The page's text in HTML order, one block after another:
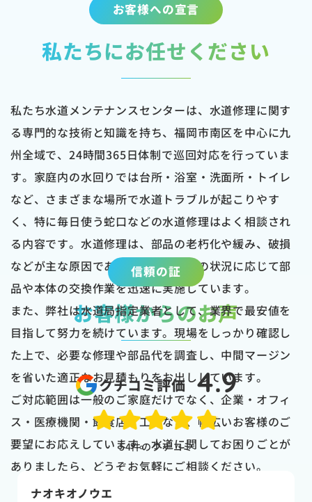
お客様への宣言
私たちにお任せください
私たち水道メンテナンスセンターは、水道修理に関す
る専門的な技術と知識を持ち、福岡市南区を中心に九
州全域で、24時間365日体制で巡回対応を行っていま
す。家庭内の水回りでは台所・浴室・洗面所・トイレ
など、さまざまな場所で水道トラブルが起こりやす
く、特に毎日使う蛇口などの水道修理はよく相談され
る内容です。水道修理は、部品の老朽化や緩み、破損
などが主な原因であり、私たちはその状況に応じて部
品や本体の交換作業を迅速に実施しています。
また、弊社は水道局指定業者として、業界で最安値を
目指して努力を続けています。現場をしっかり確認し
た上で、必要な修理や部品代を調査し、中間マージン
を省いた適正なお見積もりをお出ししています。
ご対応範囲は一般のご家庭だけでなく、企業・オフィ
ス・医療機関・飲食店・工場など、幅広いお客様のご
要望にお応えしています。水道に関してお困りごとが
ありましたら、どうぞお気軽にご相談ください。
信頼の証
お客様からのお声
クチコミ評価 4.9
54件のクチコミ
naoki higasi